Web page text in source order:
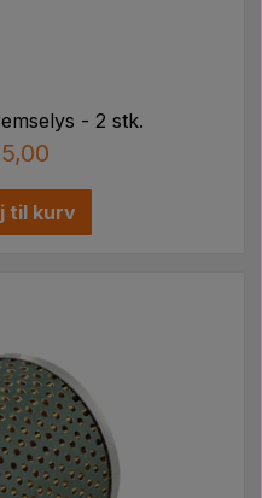
- 2 stk.
til kurv